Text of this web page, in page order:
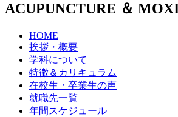
ACUPUNCTURE ＆
HOME
挨拶・概要
学科について
特徴＆カリキュラム
在校生・卒業生の声
就職先一覧
年間スケジュール